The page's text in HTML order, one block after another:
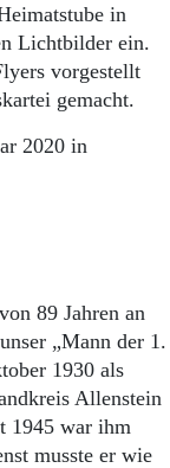
in
Lichtbilder ein.
vorgestellt
gemacht.
2020 in
89 Jahren an
„Mann der 1.
1930 als
Allenstein
1945 war ihm
musste er wie